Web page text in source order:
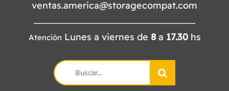
ventas.america@storagecompat.com
Atención Lunes a viernes de 8a 17.30hs
Search
for: